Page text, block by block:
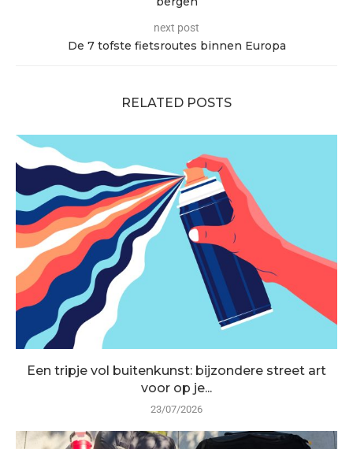
next post
De 7 tofste fietsroutes binnen Europa
RELATED POSTS
Een tripje vol buitenkunst: bijzondere street art
voor op je...
23/07/2026